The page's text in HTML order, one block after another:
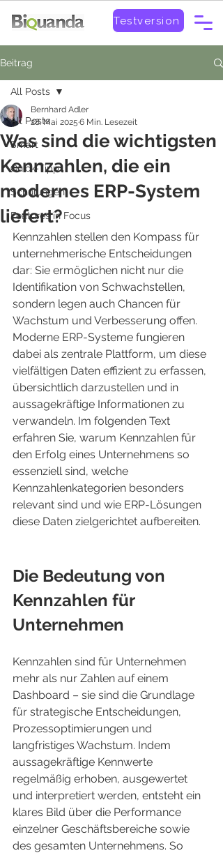
Testversion
Beitrag
All Posts
Smart
Quick-Tipp
Schulungen
Features in Focus
All Posts
Was sind die wichtigsten
Kennzahlen, die ein
modernes ERP-System
liefert?
Bernhard Adler
28. Mai 2025 6 Min. Lesezeit
Kennzahlen stellen den Kompass für
unternehmerische Entscheidungen
dar: Sie ermöglichen nicht nur die
Identifikation von Schwachstellen,
sondern legen auch Chancen für
Wachstum und Verbesserung offen.
Moderne ERP-Systeme fungieren
dabei als zentrale Plattform, um diese
vielfältigen Daten effizient zu erfassen,
übersichtlich darzustellen und in
aussagekräftige Informationen zu
verwandeln. Im folgenden Text
erfahren Sie, warum Kennzahlen für
den Erfolg eines Unternehmens so
essenziell sind, welche
Kennzahlenkategorien besonders
relevant sind und wie ERP-Lösungen
diese Daten zielgerichtet aufbereiten.
Die Bedeutung von
Kennzahlen für
Unternehmen
Kennzahlen sind für Unternehmen
mehr als nur Zahlen auf einem
Dashboard – sie sind die Grundlage
für strategische Entscheidungen,
Prozessoptimierungen und
langfristiges Wachstum. Indem
aussagekräftige Kennwerte
regelmäßig erhoben, ausgewertet
und interpretiert werden, entsteht ein
klares Bild über die Performance
einzelner Geschäftsbereiche sowie
des gesamten Unternehmens. So